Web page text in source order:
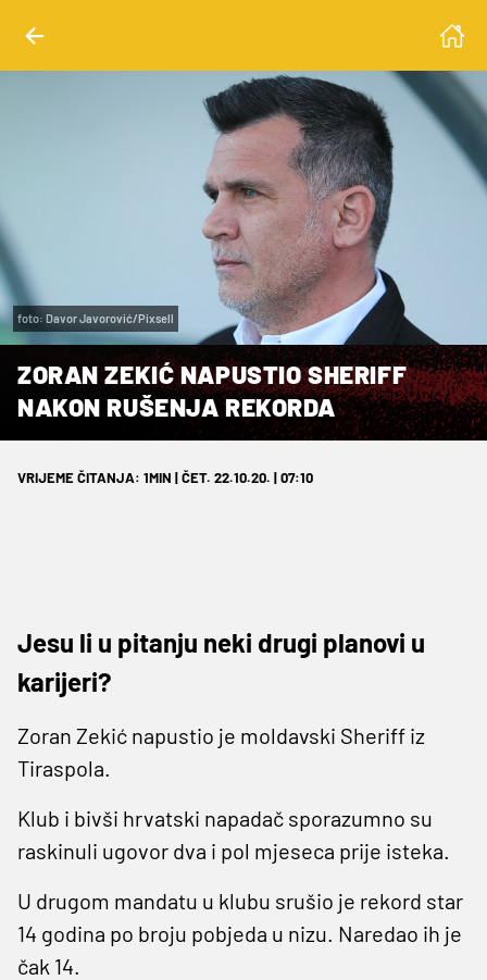
foto: Davor Javorović/Pixsell
ZORAN ZEKIĆ NAPUSTIO SHERIFF
NAKON RUŠENJA REKORDA
VRIJEME ČITANJA: 1MIN | ČET. 22.10.20. | 07:10
Jesu li u pitanju neki drugi planovi u
karijeri?
Zoran Zekić napustio je moldavski Sheriff iz
Tiraspola.
Klub i bivši hrvatski napadač sporazumno su
raskinuli ugovor dva i pol mjeseca prije isteka.
U drugom mandatu u klubu srušio je rekord star
14 godina po broju pobjeda u nizu. Naredao ih je
čak 14.